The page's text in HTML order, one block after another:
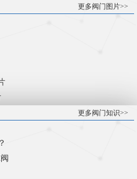
能调节阀，帮助广大用户解决流体
控制难题。
更多阀门图片>>
更多阀门知识>>